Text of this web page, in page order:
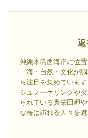
返
沖縄本島西海岸に位
「海・自然・文化が
ら注目を集めています
シュノーケリングや
られている真栄田岬
な海は訪れる人々を魅